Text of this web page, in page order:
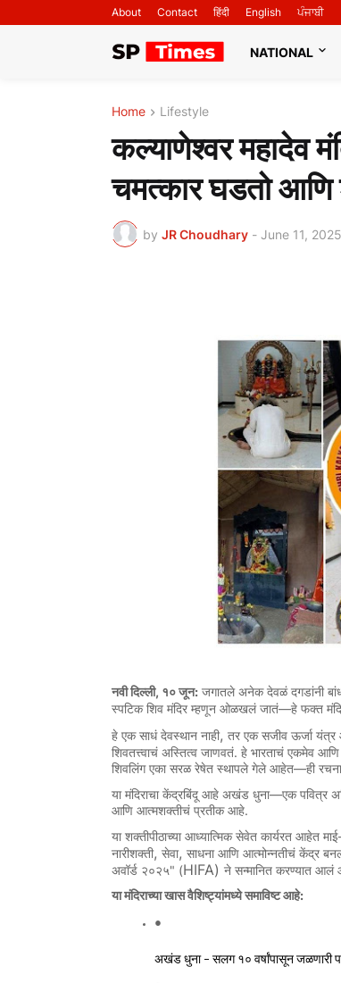
About Contact हिंदी English ਪੰਜਾਬੀ
NATIONAL
Home Lifestyle
कल्याणेश्वर महादेव
चमत्कार घडतो
by JR Choudhary - June 11, 2025
नवी दिल्ली, १० जून: जगातले अनेक देवळं दगडांनी
स्पटिक शिव मंदिर म्हणून ओळखलं जातं—हे फक्त
हे एक साधं देवस्थान नाही, तर एक सजीव ऊर्जा यंत्र
शिवतत्त्वाचं अस्तित्व जाणवतं. हे भारताचं एकमेव आणि
शिवलिंग एका सरळ रेषेत स्थापले गेले आहेत—ही रचना
या मंदिराचा केंद्रबिंदू आहे अखंड धुना—एक पवित्र
आणि आत्मशक्तीचं प्रतीक आहे.
या शक्तीपीठाच्या आध्यात्मिक सेवेत कार्यरत आहेत माई
नारीशक्ती, सेवा, साधना आणि आत्मोन्नतीचं केंद्र
अवॉर्ड २०२५" (HIFA) ने सन्मानित करण्यात आलं
या मंदिराच्या खास वैशिष्ट्यांमध्ये समाविष्ट आहे:
अखंड धुना – सलग १० वर्षांपासून जळणारी